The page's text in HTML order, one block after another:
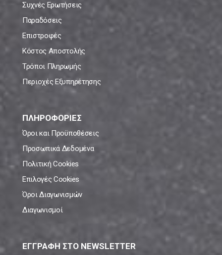
Συχνές Ερωτήσεις
Παραδόσεις
Επιστροφές
Κόστος Αποστολής
Τρόποι Πληρωμής
Περιοχές Εξυπηρέτησης
ΠΛΗΡΟΦΟΡΙΕΣ
Όροι και Προϋποθέσεις
Προσωπικά Δεδομένα
Πολιτική Cookies
Επιλογές Cookies
Όροι Διαγωνισμών
Διαγωνισμοί
ΕΓΓΡΑΦΗ ΣΤΟ NEWSLETTER